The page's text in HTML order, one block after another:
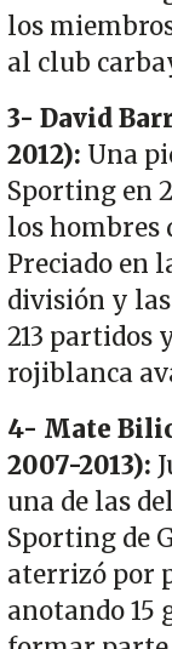
los
al club
3- David
2012): Una
Sporting en
los hombres
Preciado en
división y
213 partidos
rojiblanca
4- Mate
2007-2013):
una de las
Sporting de
aterrizó por
anotando 15